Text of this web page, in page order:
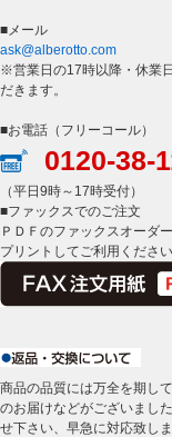
■メール
ask@alberotto.com
※営業日の17時以降・休業
だきます。
■お電話（フリーコール）
0120-38-
（平日9時～17時受付）
■ファックスでのご注文
ＰＤＦのファックスオーダ
プリントしてご利用ください
商品の品質には万全を期し
のお届けなどがございまし
せ下さい、早急に対応致しま